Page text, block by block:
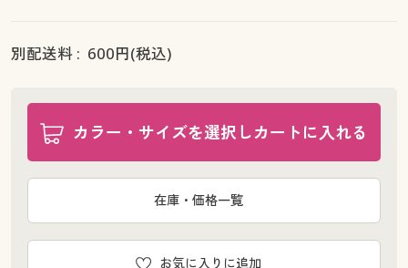
別配送料 : 600円(税込)
カラー・サイズを選択しカートに入れる
お気に入りに追加
在庫・価格一覧